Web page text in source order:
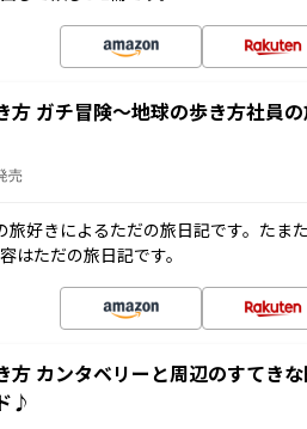
方 ガチ冒険～地球の歩き方社員
売
旅好きによるただの旅日記です。たま
はただの旅日記です。
方 カンタベリーと周辺のすてき
♪